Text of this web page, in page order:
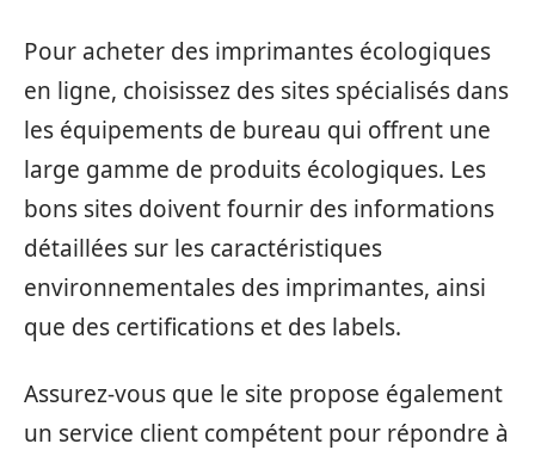
Pour acheter des imprimantes écologiques
en ligne, choisissez des sites spécialisés dans
les équipements de bureau qui offrent une
large gamme de produits écologiques. Les
bons sites doivent fournir des informations
détaillées sur les caractéristiques
environnementales des imprimantes, ainsi
que des certifications et des labels.
Assurez-vous que le site propose également
un service client compétent pour répondre à